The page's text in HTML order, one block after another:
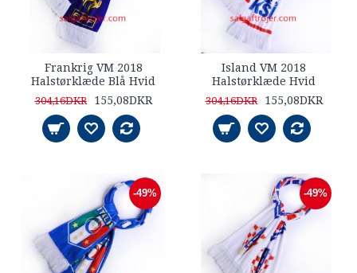
Frankrig VM 2018
Halstørklæde Blå Hvid
304,16DKR 155,08DKR
Island VM 2018
Halstørklæde Hvid
304,16DKR 155,08DKR
-49% -49%